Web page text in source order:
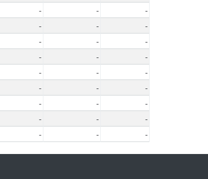
- -
-
- -
-
- -
-
- -
-
- -
-
- -
-
- -
-
- -
-
- - -